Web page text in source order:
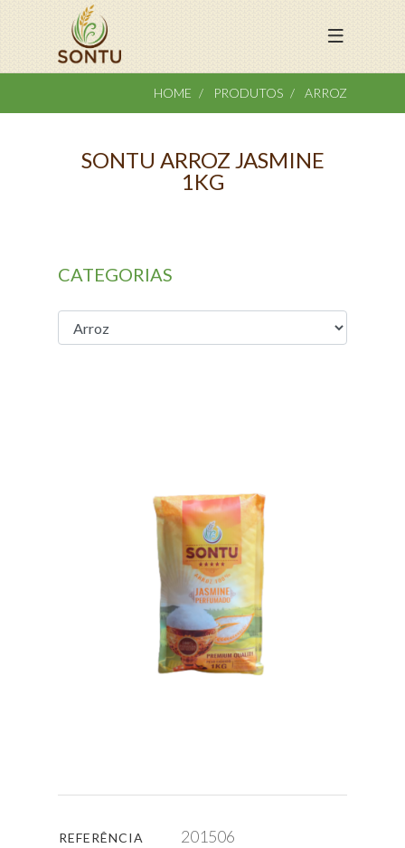
HOME PRODUTOS ARROZ
SONTU ARROZ JASMINE
1KG
CATEGORIAS
REFERÊNCIA 201506